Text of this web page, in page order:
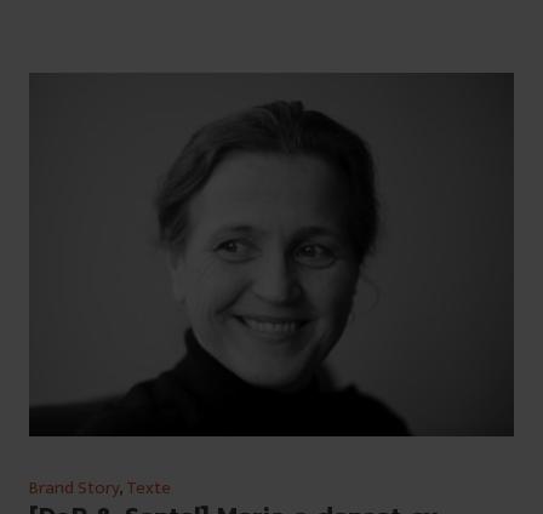
Brand Story,Texte